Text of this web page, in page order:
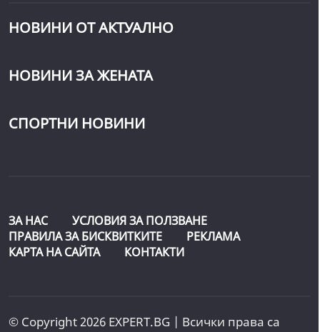
НОВИНИ ОТ АКТУАЛНО
НОВИНИ ЗА ЖЕНАТА
СПОРТНИ НОВИНИ
ЗА НАС
УСЛОВИЯ ЗА ПОЛЗВАНЕ
ПРАВИЛА ЗА БИСКВИТКИТЕ
РЕКЛАМА
КАРТА НА САЙТА
КОНТАКТИ
© Copyright 2026 EXPERT.BG | Всички права са